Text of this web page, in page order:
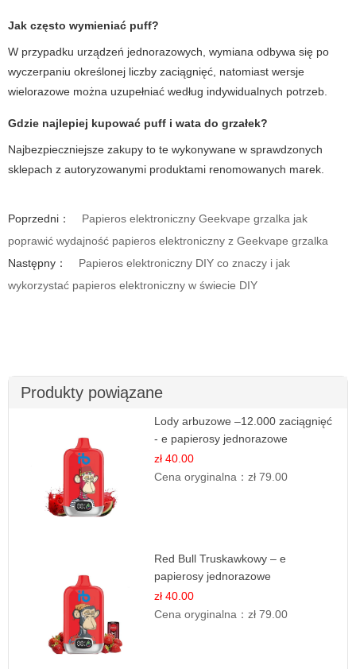
Jak często wymieniać puff?
W przypadku urządzeń jednorazowych, wymiana odbywa się po
wyczerpaniu określonej liczby zaciągnięć, natomiast wersje
wielorazowe można uzupełniać według indywidualnych potrzeb.
Gdzie najlepiej kupować puff i wata do grzałek?
Najbezpieczniejsze zakupy to te wykonywane w sprawdzonych
sklepach z autoryzowanymi produktami renomowanych marek.
Poprzedni：
Papieros elektroniczny Geekvape grzalka jak
poprawić wydajność papieros elektroniczny z Geekvape grzalka
Następny：
Papieros elektroniczny DIY co znaczy i jak
wykorzystać papieros elektroniczny w świecie DIY
Produkty powiązane
Lody arbuzowe –12.000 zaciągnięć
- e papierosy jednorazowe
zł 40.00
Cena oryginalna：zł 79.00
Red Bull Truskawkowy – e
papierosy jednorazowe
zł 40.00
Cena oryginalna：zł 79.00